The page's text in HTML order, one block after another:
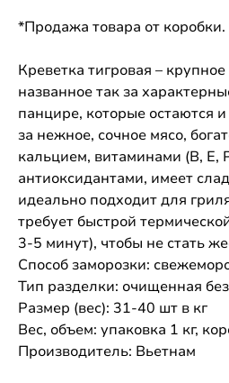
*Продажа товара от коробки.
Креветка тигровая –
названное так за
панцире, которые остаются
за нежное, сочное мясо,
кальцием, витаминами (B, E,
антиоксидантами, имеет
идеально подходит для
требует быстрой
3-5 минут), чтобы не стать
Способ заморозки:
Тип разделки: очищенная
Размер (вес): 31-40 шт в кг
Вес, объем: упаковка 1 кг,
Производитель: Вьетнам